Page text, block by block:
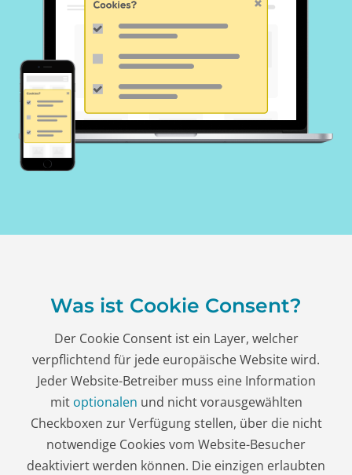
Was ist Cookie Consent?
Der Cookie Consent ist ein Layer, welcher
verpflichtend für jede europäische Website wird.
Jeder Website-Betreiber muss eine Information
mit optionalen und nicht vorausgewählten
Checkboxen zur Verfügung stellen, über die nicht
notwendige Cookies vom Website-Besucher
deaktiviert werden können. Die einzigen erlaubten